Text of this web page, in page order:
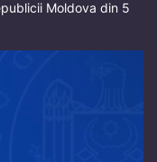
Moldova din 5